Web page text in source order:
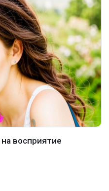
восприятие